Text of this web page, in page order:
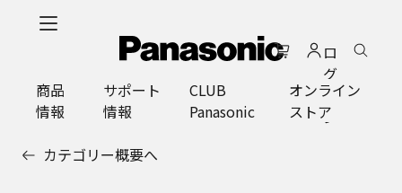
ロ
グ
イ
ン
商品
情報
サポート
情報
CLUB
Panasonic
オンライン
ストア
カテゴリー概要へ